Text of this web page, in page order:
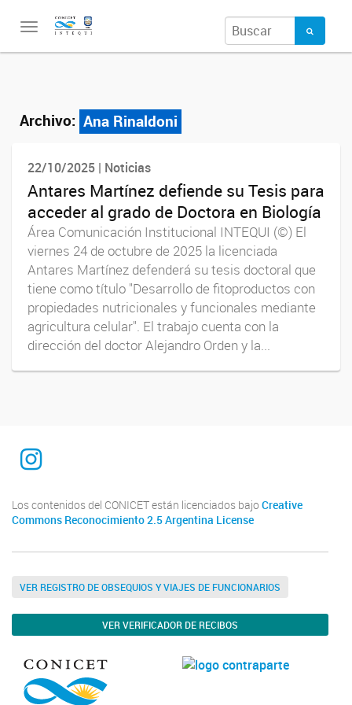
Toggle
Archivo: Ana Rinaldoni
22/10/2025 | Noticias
Antares Martínez defiende su Tesis para
acceder al grado de Doctora en Biología
Área Comunicación Institucional INTEQUI (©) El
viernes 24 de octubre de 2025 la licenciada
Antares Martínez defenderá su tesis doctoral que
tiene como título "Desarrollo de fitoproductos con
propiedades nutricionales y funcionales mediante
agricultura celular". El trabajo cuenta con la
dirección del doctor Alejandro Orden y la...
INTEQUI
Los contenidos del CONICET están licenciados bajo Creative
Commons Reconocimiento 2.5 Argentina License
VER REGISTRO DE OBSEQUIOS Y VIAJES DE FUNCIONARIOS
VER VERIFICADOR DE RECIBOS